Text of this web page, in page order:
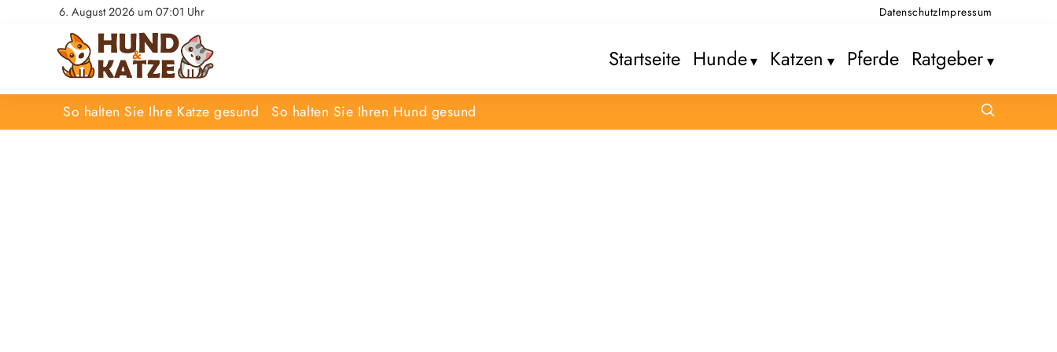
6. August 2026 um 07:01 Uhr DatenschutzImpressum
Startseite Hunde Katzen Pferde Ratgeber
So halten Sie Ihre Katze gesund So halten Sie Ihren Hund gesund